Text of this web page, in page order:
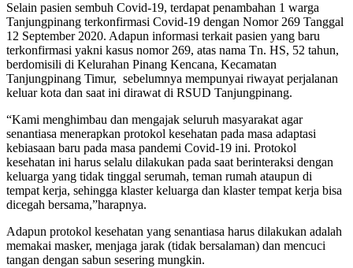
Selain pasien sembuh Covid-19, terdapat penambahan 1 warga
Tanjungpinang terkonfirmasi Covid-19 dengan Nomor 269 Tanggal
12 September 2020. Adapun informasi terkait pasien yang baru
terkonfirmasi yakni kasus nomor 269, atas nama Tn. HS, 52 tahun,
berdomisili di Kelurahan Pinang Kencana, Kecamatan
Tanjungpinang Timur, sebelumnya mempunyai riwayat perjalanan
keluar kota dan saat ini dirawat di RSUD Tanjungpinang.
“Kami menghimbau dan mengajak seluruh masyarakat agar
senantiasa menerapkan protokol kesehatan pada masa adaptasi
kebiasaan baru pada masa pandemi Covid-19 ini. Protokol
kesehatan ini harus selalu dilakukan pada saat berinteraksi dengan
keluarga yang tidak tinggal serumah, teman rumah ataupun di
tempat kerja, sehingga klaster keluarga dan klaster tempat kerja bisa
dicegah bersama,”harapnya.
Adapun protokol kesehatan yang senantiasa harus dilakukan adalah
memakai masker, menjaga jarak (tidak bersalaman) dan mencuci
tangan dengan sabun sesering mungkin.